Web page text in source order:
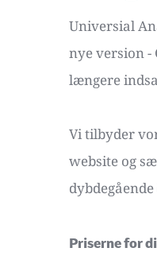
Universial
nye version -
længere
Vi tilbyder
website og
Priserne for